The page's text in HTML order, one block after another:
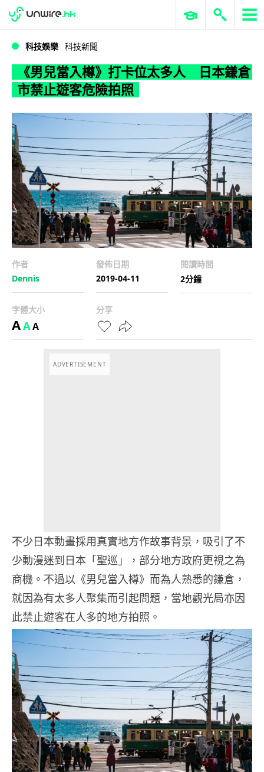
WWDC 2026 ERP 與商業 AI
科技娛樂 科技新聞
《男兒當入樽》打卡位太多人 日本鎌倉
市禁止遊客危險拍照
作者
Dennis
發佈日期
2019-04-11
閱讀時間
2分鐘
字體大小
AAA
分享
ADVERTISEMENT
不少日本動畫採用真實地方作故事背景，吸引了不
少動漫迷到日本「聖巡」，部分地方政府更視之為
商機。不過以《男兒當入樽》而為人熟悉的鎌倉，
就因為有太多人聚集而引起問題，當地觀光局亦因
此禁止遊客在人多的地方拍照。